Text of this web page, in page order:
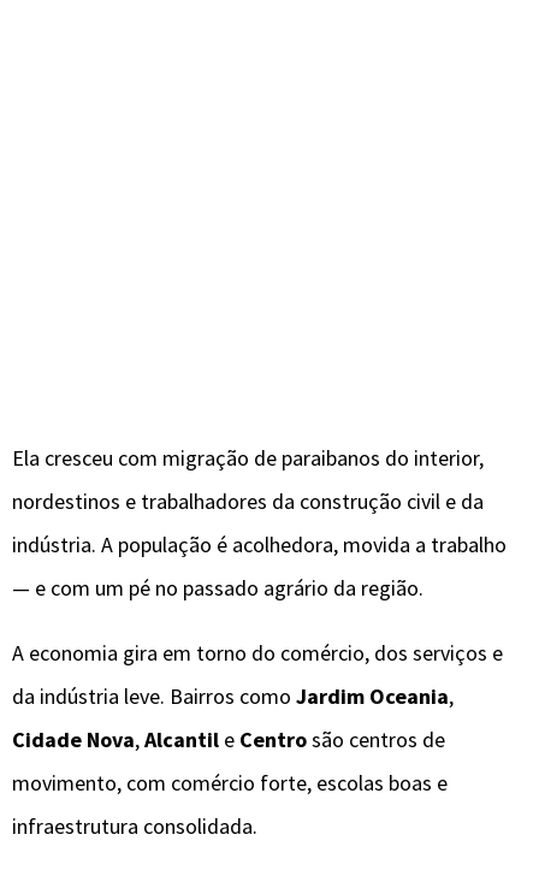
Ela cresceu com migração de paraibanos do interior,
nordestinos e trabalhadores da construção civil e da
indústria. A população é acolhedora, movida a trabalho
— e com um pé no passado agrário da região.
A economia gira em torno do comércio, dos serviços e
da indústria leve. Bairros como Jardim Oceania,
Cidade Nova,Alcantil e Centrosão centros de
movimento, com comércio forte, escolas boas e
infraestrutura consolidada.